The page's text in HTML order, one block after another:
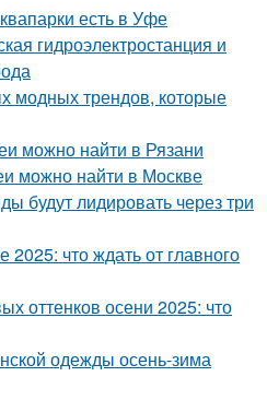
есть в Уфе
гидроэлектростанция и
модных трендов, которые
можно найти в Рязани
можно найти в Москве
будут лидировать через три
что ждать от главного
оттенков осени 2025: что
одежды осень-зима